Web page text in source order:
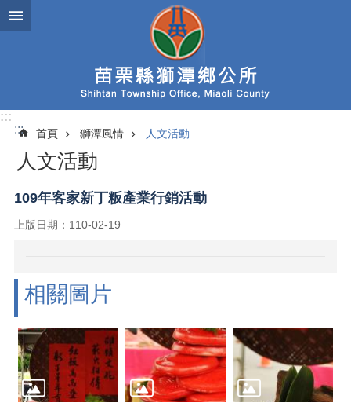
跳到主要內容區塊
:::
:::
首頁 獅潭風情 人文活動
人文活動
109年客家新丁粄產業行銷活動
上版日期：110-02-19
相關圖片